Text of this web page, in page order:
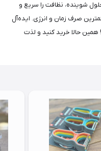
شوینده، نظافت را سریع و
صرف زمان و انرژی. ایده‌آل
حالا خرید کنید و لذت